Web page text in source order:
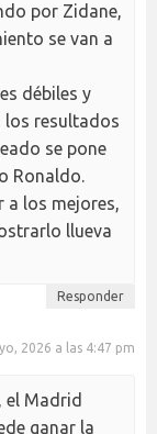
por Zidane,
se van a
débiles y
los resultados
se pone
Ronaldo.
a los mejores,
llueva
Responder
2026 a las 4:47 pm
el Madrid
ganar la